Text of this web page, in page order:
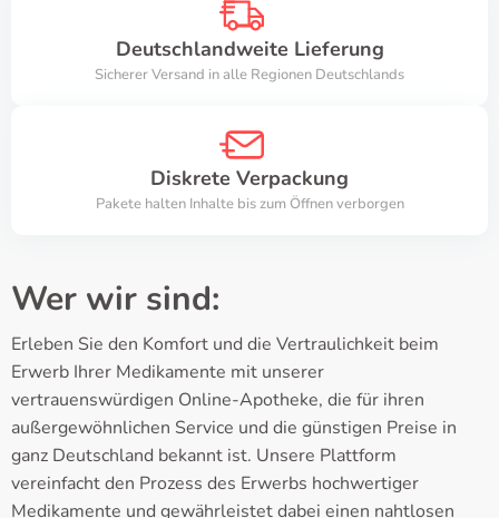
Deutschlandweite Lieferung
Sicherer Versand in alle Regionen Deutschlands
Diskrete Verpackung
Pakete halten Inhalte bis zum Öffnen verborgen
Wer wir sind:
Erleben Sie den Komfort und die Vertraulichkeit beim
Erwerb Ihrer Medikamente mit unserer
vertrauenswürdigen Online-Apotheke, die für ihren
außergewöhnlichen Service und die günstigen Preise in
ganz Deutschland bekannt ist. Unsere Plattform
vereinfacht den Prozess des Erwerbs hochwertiger
Medikamente und gewährleistet dabei einen nahtlosen